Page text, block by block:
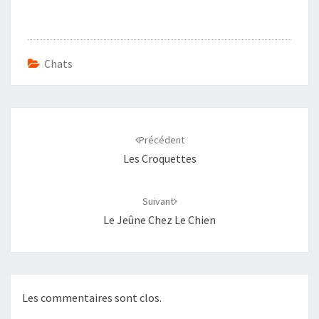
Chats
Précédent
Les Croquettes
Suivant
Le Jeûne Chez Le Chien
Les commentaires sont clos.